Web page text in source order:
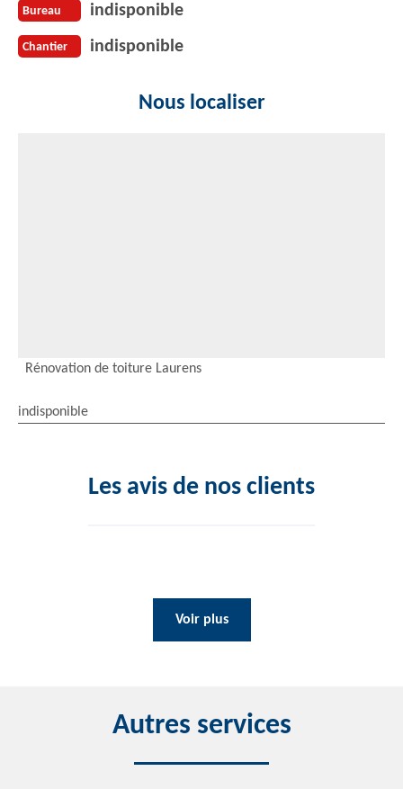
Bureau indisponible
Chantier indisponible
Nous localiser
Rénovation de toiture Laurens
indisponible
Les avis de nos clients
Voir plus
Autres services